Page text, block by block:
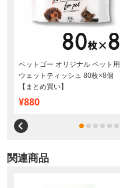
ペットゴー オリジナル ペット用
ウェットティッシュ 80枚×8個
【まとめ買い】
¥880
関連商品